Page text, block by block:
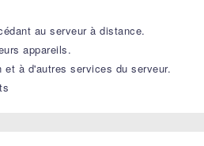
au serveur à distance.
appareils.
à d'autres services du serveur.